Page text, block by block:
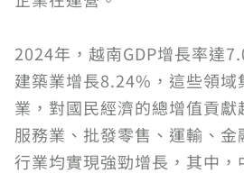
2024年，越南GDP增長率達
建築業增長8.24%，這些領域
業，對國民經濟的總增值貢獻
服務業、批發零售、運輸、
行業均實現強勁增長，其中，